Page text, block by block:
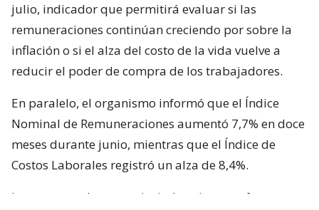
julio, indicador que permitirá evaluar si las
remuneraciones continúan creciendo por sobre la
inflación o si el alza del costo de la vida vuelve a
reducir el poder de compra de los trabajadores.
En paralelo, el organismo informó que el Índice
Nominal de Remuneraciones aumentó 7,7% en doce
meses durante junio, mientras que el Índice de
Costos Laborales registró un alza de 8,4%.
Los sectores de comercio, industria manufacturera y